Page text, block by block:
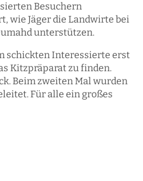
Besuchern
wie Jäger die Landwirte bei
unterstützen.
schickten Interessierte erst
Kitzpräparat zu finden.
Beim zweiten Mal wurden
Für alle ein großes